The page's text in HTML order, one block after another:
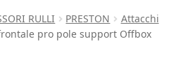
RULLI PRESTON
Attacchi
pro pole support Offbox